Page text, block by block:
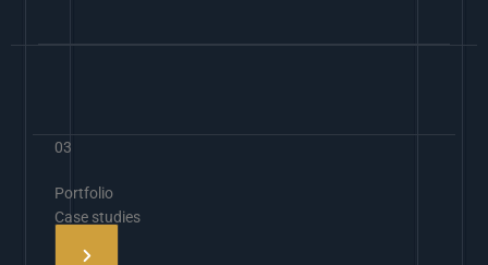
03
Portfolio
Case studies